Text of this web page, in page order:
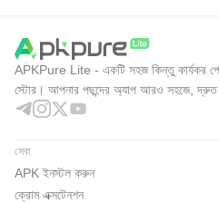
APKPure Lite - একটি সহজ কিন্তু কার্যকর
স্টোর। আপনার পছন্দের অ্যাপ আরও সহজে, দ্রুত
সেবা
APK ইনস্টল করুন
ক্রোম এক্সটেনশন